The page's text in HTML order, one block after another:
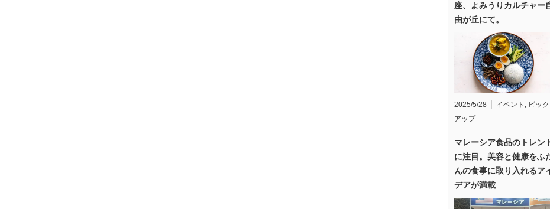
座、よみうりカルチャー
由が丘にて。
2025/5/28 イベント , ピック
アップ
マレーシア食品のトレン
に注目。美容と健康をふ
んの食事に取り入れるア
デアが満載